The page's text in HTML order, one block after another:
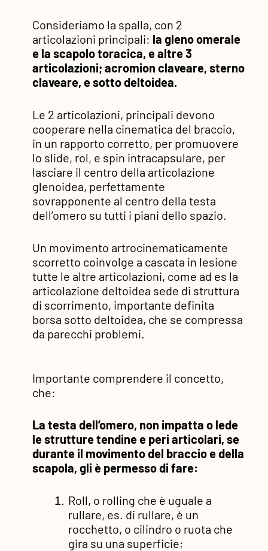
Consideriamo la spalla, con 2
articolazioni principali: la gleno omerale
e la scapolo toracica, e altre 3
articolazioni; acromion claveare, sterno
claveare, e sotto deltoidea.
Le 2 articolazioni, principali devono
cooperare nella cinematica del braccio,
in un rapporto corretto, per promuovere
lo slide, rol, e spin intracapsulare, per
lasciare il centro della articolazione
glenoidea, perfettamente
sovrapponente al centro della testa
dell’omero su tutti i piani dello spazio.
Un movimento artrocinematicamente
scorretto coinvolge a cascata in lesione
tutte le altre articolazioni, come ad es la
articolazione deltoidea sede di struttura
di scorrimento, importante definita
borsa sotto deltoidea, che se compressa
da parecchi problemi.
Importante comprendere il concetto,
che:
La testa dell’omero, non impatta o lede
le strutture tendine e peri articolari, se
durante il movimento del braccio e della
scapola, gli è permesso di fare:
Roll, o rolling che è uguale a
rullare, es. di rullare, è un
rocchetto, o cilindro o ruota che
gira su una superficie;